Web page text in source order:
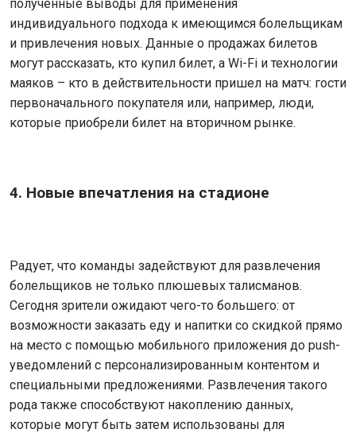
полученные выводы для применения
индивидуального подхода к имеющимся болельщикам
и привлечения новых. Данные о продажах билетов
могут рассказать, кто купил билет, а Wi-Fi и технологии
маяков – кто в действительности пришел на матч: гости
первоначального покупателя или, например, люди,
которые приобрели билет на вторичном рынке.
4. Новые впечатления на стадионе
Радует, что команды задействуют для развлечения
болельщиков не только плюшевых талисманов.
Сегодня зрители ожидают чего-то большего: от
возможности заказать еду и напитки со скидкой прямо
на место с помощью мобильного приложения до push-
уведомлений с персонализированным контентом и
специальными предложениями. Развлечения такого
рода также способствуют накоплению данных,
которые могут быть затем использованы для